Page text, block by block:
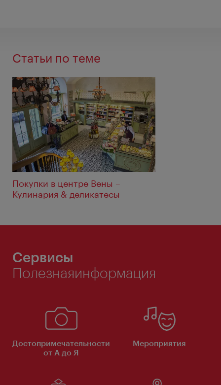
Статьи по теме
Покупки в центре Вены –
Кулинария & деликатесы
Сервисы
Полезнаяинформация
Достопримечательности
от А до Я
Мероприятия